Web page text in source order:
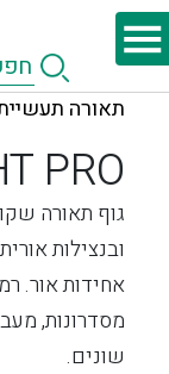
תאורה
PRO
ובנצילות
אחידות אור.
מסדרונות,
שונים.